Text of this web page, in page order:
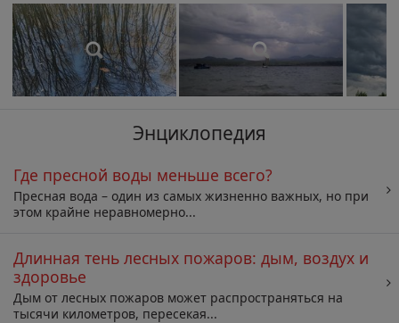
Энциклопедия
Где пресной воды меньше всего?
Пресная вода – один из самых жизненно важных, но при
этом крайне неравномерно...
Длинная тень лесных пожаров: дым, воздух и
здоровье
Дым от лесных пожаров может распространяться на
тысячи километров, пересекая...